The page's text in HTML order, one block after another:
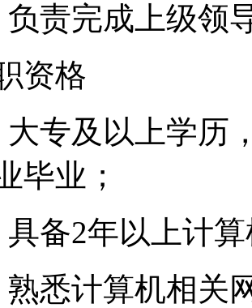
负责完成上级领
资格
大专及以上学历
毕业；
具备2年以上计
熟悉计算机相关